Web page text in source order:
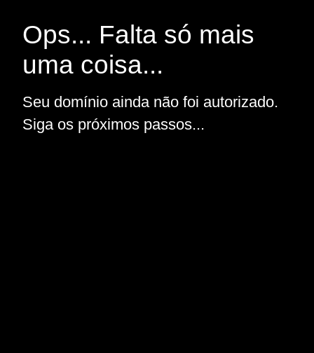
Ops... Falta só mais
uma coisa...
Seu domínio ainda não foi autorizado.
Siga os próximos passos...